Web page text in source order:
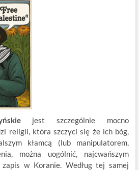
jest szczególnie mocno
religii, która szczyci się że ich bóg,
kłamcą (lub manipulatorem,
można uogólnić, najcwańszym
w Koranie. Według tej samej